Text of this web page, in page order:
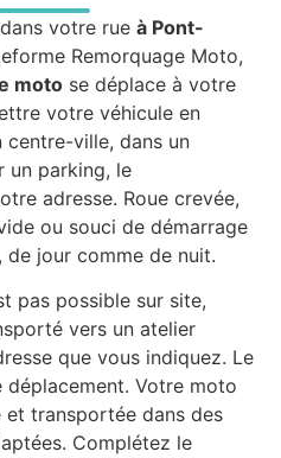
votre rue à Pont-
Remorquage Moto,
moto se déplace à votre
votre véhicule en
centre-ville, dans un
un parking, le
adresse. Roue crevée,
ou souci de démarrage
jour comme de nuit.
pas possible sur site,
vers un atelier
que vous indiquez. Le
Votre moto
transportée dans des
Complétez le